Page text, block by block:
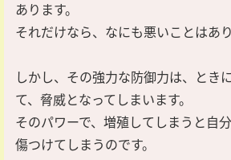
あります。
それだけなら、なにも悪いことはあ
しかし、その強力な防御力は、とき
て、脅威となってしまいます。
そのパワーで、増殖してしまうと自
傷つけてしまうのです。